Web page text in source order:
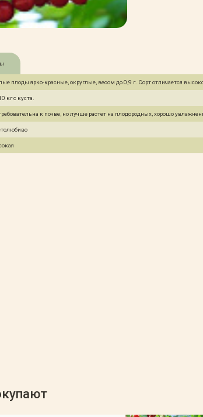
плоды ярко-красные, округлые, весом до 0,9 г. Сорт отличается
кг с куста.
к почве, но лучше растет на плодородных, хорошо